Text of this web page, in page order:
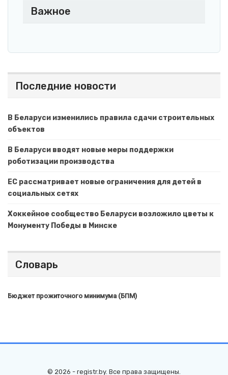
Важное
Последние новости
В Беларуси изменились правила сдачи строительных
объектов
В Беларуси вводят новые меры поддержки
роботизации производства
ЕС рассматривает новые ограничения для детей в
социальных сетях
Хоккейное сообщество Беларуси возложило цветы к
Монументу Победы в Минске
Словарь
Бюджет прожиточного минимума (БПМ)
© 2026 - registr.by. Все права защищены.